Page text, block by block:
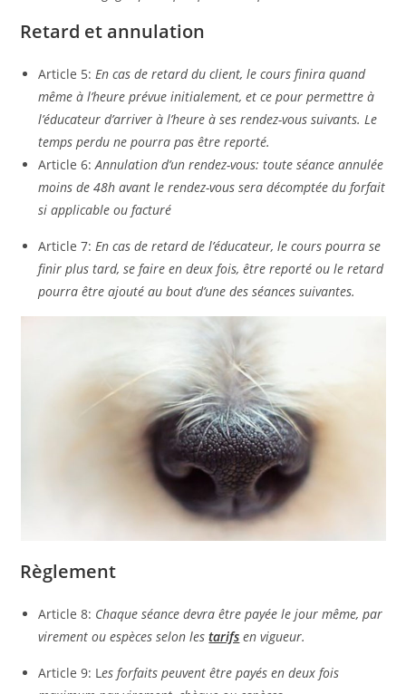
Retard et annulation
Article 5:En cas de retard du client, le cours finira quand
même à l’heure prévue initialement, et ce pour permettre à
l’éducateur d’arriver à l’heure à ses rendez-vous suivants. Le
temps perdu ne pourra pas être reporté.
Article 6:Annulation d’un rendez-vous: toute séance annulée
moins de 48h avant le rendez-vous sera décomptée du forfait
si applicable ou facturé
Article 7:En cas de retard de l’éducateur, le cours pourra se
finir plus tard, se faire en deux fois, être reporté ou le retard
pourra être ajouté au bout d’une des séances suivantes.
Règlement
Article 8: Chaque séance devra être payée le jour même, par
virement ou espèces selon lestarifs en vigueur.
Article 9: Les forfaits peuvent être payés en deux fois